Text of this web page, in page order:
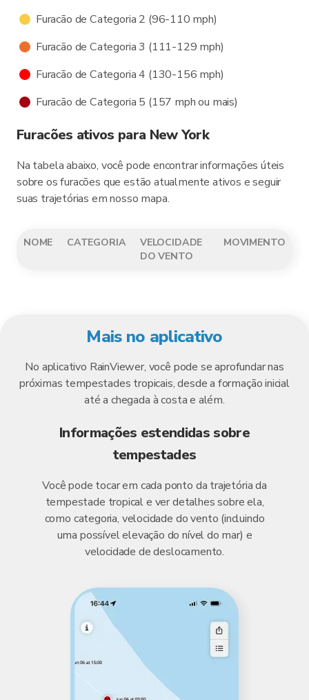
Furacão de Categoria 2 (96-110 mph)
Furacão de Categoria 3 (111-129 mph)
Furacão de Categoria 4 (130-156 mph)
Furacão de Categoria 5 (157 mph ou mais)
Furacões ativos para New York
Na tabela abaixo, você pode encontrar informações úteis
sobre os furacões que estão atualmente ativos e seguir
suas trajetórias em nosso mapa.
NOME CATEGORIA
VELOCIDADE
DO VENTO
MOVIMENTO
Mais no aplicativo
No aplicativo RainViewer, você pode se aprofundar nas
próximas tempestades tropicais, desde a formação inicial
até a chegada à costa e além.
Informações estendidas sobre
tempestades
Você pode tocar em cada ponto da trajetória da
tempestade tropical e ver detalhes sobre ela,
como categoria, velocidade do vento (incluindo
uma possível elevação do nível do mar) e
velocidade de deslocamento.